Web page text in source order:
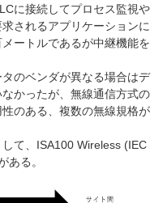
に接続してプロセス監視や
されるアプリケーションに
ートルであるが中継機能を
のベンダが異なる場合はデ
かったが、無線通信方式の
のある、複数の無線規格が
て、ISA100 Wireless (IEC
ある。